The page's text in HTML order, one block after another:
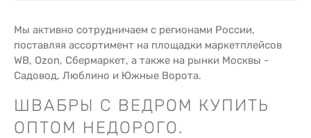
Мы активно сотрудничаем с регионами России,
поставляя ассортимент на площадки маркетплейсов
WB, Ozon, Сбермаркет, а также на рынки Москвы -
Садовод, Люблино и Южные Ворота.
ШВАБРЫ С ВЕДРОМ КУПИТЬ
ОПТОМ НЕДОРОГО.